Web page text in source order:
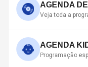
AGENDA
Veja toda a
AGENDA
Programação